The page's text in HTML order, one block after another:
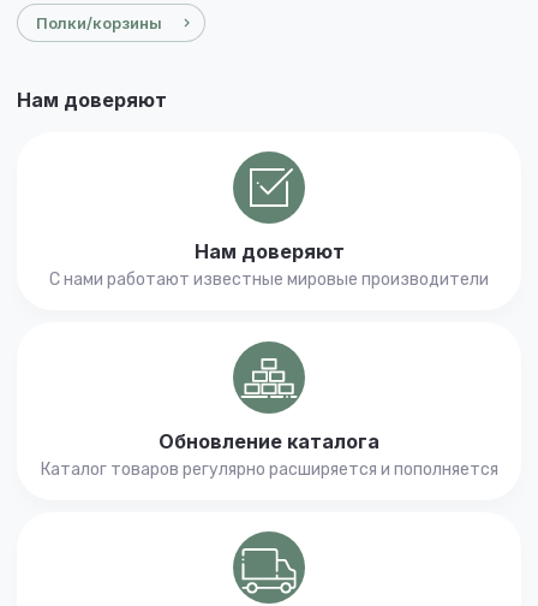
Полки/корзины
Нам доверяют
Нам доверяют
С нами работают известные мировые производители
Обновление каталога
Каталог товаров регулярно расширяется и пополняется